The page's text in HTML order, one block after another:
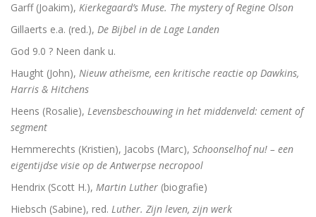
Adrianus VI (1459-1523). De tragische paus uit de
Toen onze wereld christelijk werd
De Arminiaanse vredeskerk. Redevoeringen van
Herinneringen aan Socrates
Garff (Joakim), Kierkegaard’s Muse. The mystery of Regine Olson
Gillaerts e.a. (red.), De Bijbel in de Lage Landen
God 9.0 ? Neen dank u.
Haught (John), Nieuw atheïsme, een kritische reactie op Dawkins,
Harris & Hitchens
Heens (Rosalie), Levensbeschouwing in het middenveld: cement of
segment
Hemmerechts (Kristien), Jacobs (Marc), Schoonselhof nu! – een
eigentijdse visie op de Antwerpse necropool
Hendrix (Scott H.), Martin Luther (biografie)
Hiebsch (Sabine), red. Luther. Zijn leven, zijn werk